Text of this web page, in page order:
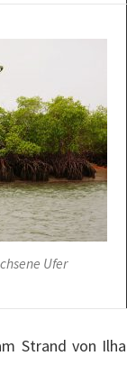
Ufer
Strand von Ilha